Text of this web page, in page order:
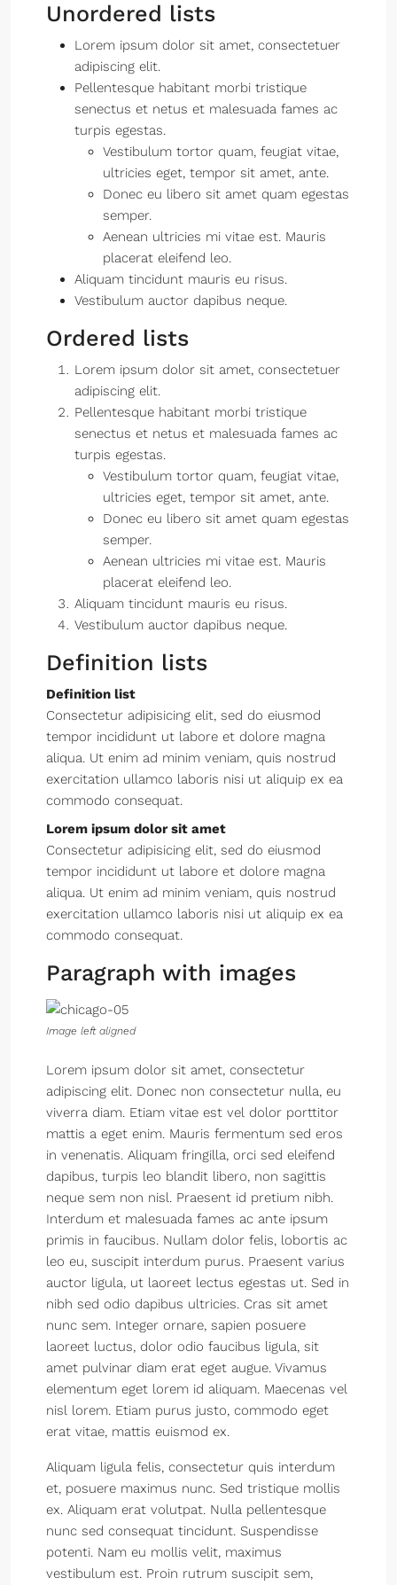
Unordered lists
Lorem ipsum dolor sit amet, consectetuer
adipiscing elit.
Pellentesque habitant morbi tristique
senectus et netus et malesuada fames ac
turpis egestas.
Vestibulum tortor quam, feugiat vitae,
ultricies eget, tempor sit amet, ante.
Donec eu libero sit amet quam egestas
semper.
Aenean ultricies mi vitae est. Mauris
placerat eleifend leo.
Aliquam tincidunt mauris eu risus.
Vestibulum auctor dapibus neque.
Ordered lists
Lorem ipsum dolor sit amet, consectetuer
adipiscing elit.
Pellentesque habitant morbi tristique
senectus et netus et malesuada fames ac
turpis egestas.
Vestibulum tortor quam, feugiat vitae,
ultricies eget, tempor sit amet, ante.
Donec eu libero sit amet quam egestas
semper.
Aenean ultricies mi vitae est. Mauris
placerat eleifend leo.
Aliquam tincidunt mauris eu risus.
Vestibulum auctor dapibus neque.
Definition lists
Definition list
Consectetur adipisicing elit, sed do eiusmod
tempor incididunt ut labore et dolore magna
aliqua. Ut enim ad minim veniam, quis nostrud
exercitation ullamco laboris nisi ut aliquip ex ea
commodo consequat.
Lorem ipsum dolor sit amet
Consectetur adipisicing elit, sed do eiusmod
tempor incididunt ut labore et dolore magna
aliqua. Ut enim ad minim veniam, quis nostrud
exercitation ullamco laboris nisi ut aliquip ex ea
commodo consequat.
Paragraph with images
Image left aligned
Lorem ipsum dolor sit amet, consectetur
adipiscing elit. Donec non consectetur nulla, eu
viverra diam. Etiam vitae est vel dolor porttitor
mattis a eget enim. Mauris fermentum sed eros
in venenatis. Aliquam fringilla, orci sed eleifend
dapibus, turpis leo blandit libero, non sagittis
neque sem non nisl. Praesent id pretium nibh.
Interdum et malesuada fames ac ante ipsum
primis in faucibus. Nullam dolor felis, lobortis ac
leo eu, suscipit interdum purus. Praesent varius
auctor ligula, ut laoreet lectus egestas ut. Sed in
nibh sed odio dapibus ultricies. Cras sit amet
nunc sem. Integer ornare, sapien posuere
laoreet luctus, dolor odio faucibus ligula, sit
amet pulvinar diam erat eget augue. Vivamus
elementum eget lorem id aliquam. Maecenas vel
nisl lorem. Etiam purus justo, commodo eget
erat vitae, mattis euismod ex.
Aliquam ligula felis, consectetur quis interdum
et, posuere maximus nunc. Sed tristique mollis
ex. Aliquam erat volutpat. Nulla pellentesque
nunc sed consequat tincidunt. Suspendisse
potenti. Nam eu mollis velit, maximus
vestibulum est. Proin rutrum suscipit sem,